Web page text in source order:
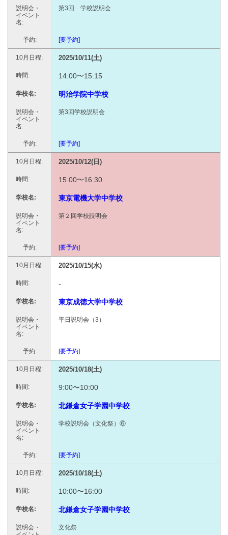
第3回 学校説明会
[要予約]
2025/10/11(土)
14:00〜15:15
明治学院中学校
第3回学校説明会
[要予約]
2025/10/12(日)
15:00〜16:30
東京電機大学中学校
第２回学校説明会
[要予約]
2025/10/15(水)
-
東京成徳大学中学校
平日説明会（3）
[要予約]
2025/10/18(土)
9:00〜10:00
北鎌倉女子学園中学校
学校説明会（文化祭）⑥
[要予約]
2025/10/18(土)
10:00〜16:00
北鎌倉女子学園中学校
文化祭